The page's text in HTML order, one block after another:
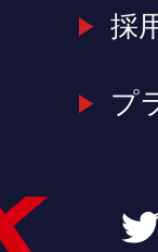
採
プ